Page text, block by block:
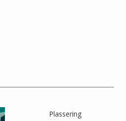
Plassering